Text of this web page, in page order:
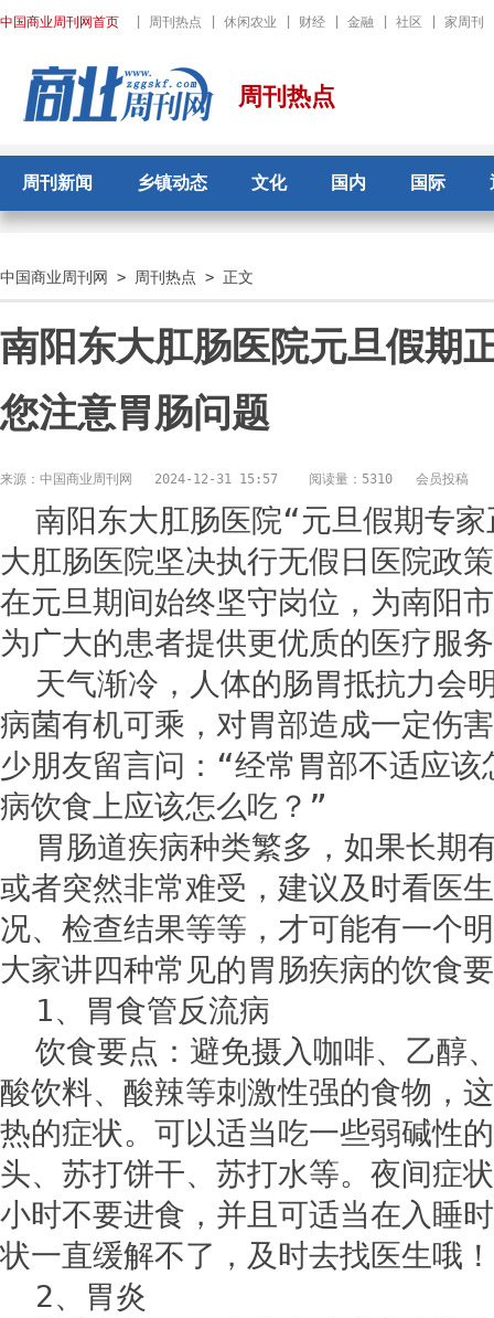
中国商业周刊网首页 周刊热点 休闲农业 财经 金融 社区 家周刊
周刊热点
周刊新闻 乡镇动态 文化 国内 国际
中国商业周刊网 > 周刊热点 > 正文
南阳东大肛肠医院元旦假期
您注意胃肠问题
来源：中国商业周刊网 2024-12-31 15:57 阅读量：5310 会员投稿
南阳东大肛肠医院“元旦假期专
大肛肠医院坚决执行无假日医院政
在元旦期间始终坚守岗位，为南阳
为广大的患者提供更优质的医疗服
天气渐冷，人体的肠胃抵抗力会
病菌有机可乘，对胃部造成一定伤
少朋友留言问：“经常胃部不适应
病饮食上应该怎么吃？”
胃肠道疾病种类繁多，如果长期
或者突然非常难受，建议及时看医
况、检查结果等等，才可能有一个
大家讲四种常见的胃肠疾病的饮食
1、胃食管反流病
饮食要点：避免摄入咖啡、乙醇
酸饮料、酸辣等刺激性强的食物，
热的症状。可以适当吃一些弱碱性
头、苏打饼干、苏打水等。夜间症
小时不要进食，并且可适当在入睡
状一直缓解不了，及时去找医生哦！
2、胃炎